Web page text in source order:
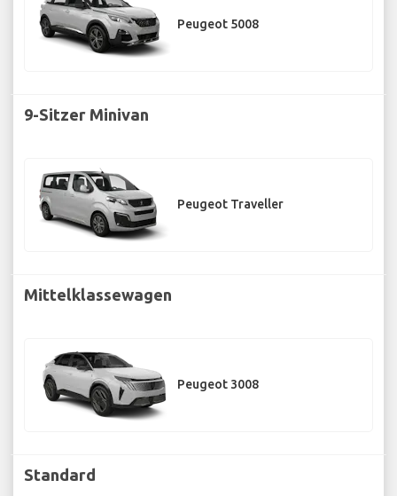
Peugeot 5008
9-Sitzer Minivan
Peugeot Traveller
Mittelklassewagen
Peugeot 3008
Standard